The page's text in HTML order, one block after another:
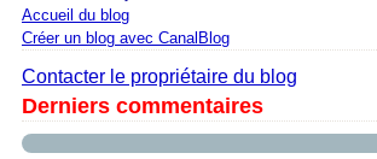
Accueil du blog
Créer un blog avec CanalBlog
Contacter le propriétaire du blog
Derniers commentaires